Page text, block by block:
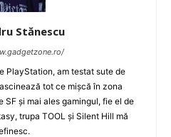
Stănescu
PlayStation, am testat sute de
tot ce mişcă în zona
şi mai ales gamingul, fie el de
trupa TOOL şi Silent Hill mă